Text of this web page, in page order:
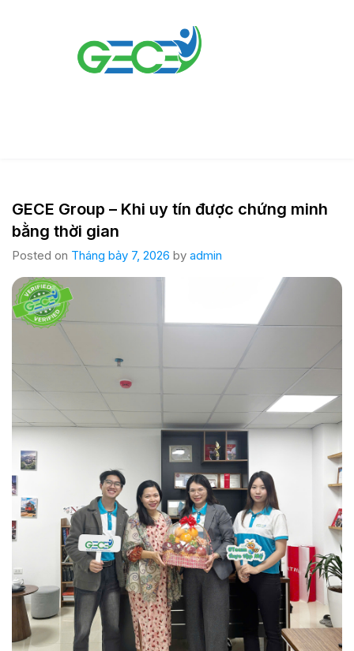
GECE Group – Khi uy tín được chứng minh
bằng thời gian
Posted on Tháng bảy 7, 2026 by admin